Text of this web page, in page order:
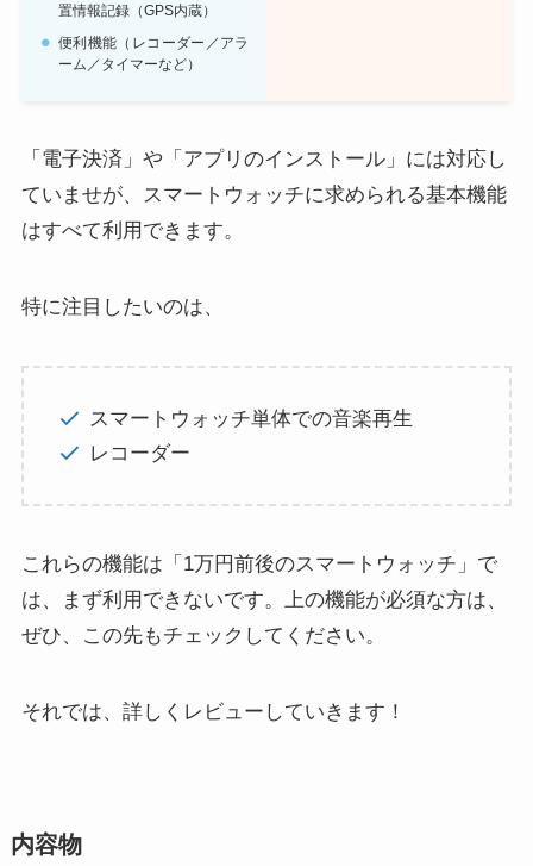
置情報記録（GPS内蔵）
便利機能（レコーダー／アラ
ーム／タイマーなど）
「電子決済」や「アプリのインストール」には対応し
ていませが、スマートウォッチに求められる基本機能
はすべて利用できます。
特に注目したいのは、
スマートウォッチ単体での音楽再生
レコーダー
これらの機能は「1万円前後のスマートウォッチ」で
は、まず利用できないです。上の機能が必須な方は、
ぜひ、この先もチェックしてください。
それでは、詳しくレビューしていきます！
内容物